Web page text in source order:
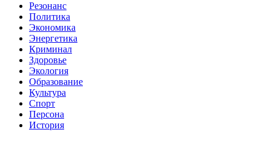
Резонанс
Политика
Экономика
Энергетика
Криминал
Здоровье
Экология
Образование
Культура
Спорт
Персона
История